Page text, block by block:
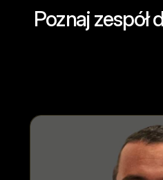
Poznaj zespół